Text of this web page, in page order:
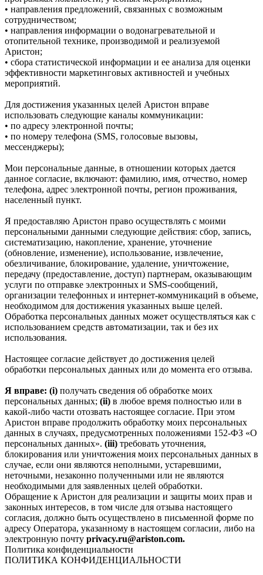
• направления предложений, связанных с возможным
сотрудничеством;
• направления информации о водонагревательной и
отопительной технике, производимой и реализуемой
Аристон;
• сбора статистической информации и ее анализа для оценки
эффективности маркетинговых активностей и учебных
мероприятий.
Для достижения указанных целей Аристон вправе
использовать следующие каналы коммуникации:
• по адресу электронной почты;
• по номеру телефона (SMS, голосовые вызовы,
мессенджеры);
Мои персональные данные, в отношении которых дается
данное согласие, включают: фамилию, имя, отчество, номер
телефона, адрес электронной почты, регион проживания,
населенный пункт.
Я предоставляю Аристон право осуществлять с моими
персональными данными следующие действия: сбор, запись,
систематизацию, накопление, хранение, уточнение
(обновление, изменение), использование, извлечение,
обезличивание, блокирование, удаление, уничтожение,
передачу (предоставление, доступ) партнерам, оказывающим
услуги по отправке электронных и SMS‑сообщений,
организации телефонных и интернет‑коммуникаций в объеме,
необходимом для достижения указанных выше целей.
Обработка персональных данных может осуществляться как с
использованием средств автоматизации, так и без их
использования.
Настоящее согласие действует до достижения целей
обработки персональных данных или до момента его отзыва.
Я вправе: (i) получать сведения об обработке моих
персональных данных; (ii) в любое время полностью или в
какой-либо части отозвать настоящее согласие. При этом
Аристон вправе продолжить обработку моих персональных
данных в случаях, предусмотренных положениями 152-ФЗ «О
персональных данных». (iii) требовать уточнения,
блокирования или уничтожения моих персональных данных в
случае, если они являются неполными, устаревшими,
неточными, незаконно полученными или не являются
необходимыми для заявленных целей обработки.
Обращение к Аристон для реализации и защиты моих прав и
законных интересов, в том числе для отзыва настоящего
согласия, должно быть осуществлено в письменной форме по
адресу Оператора, указанному в настоящем согласии, либо на
электронную почту privacy.ru@ariston.com.
Политика конфиденциальности
ПОЛИТИКА КОНФИДЕНЦИАЛЬНОСТИ